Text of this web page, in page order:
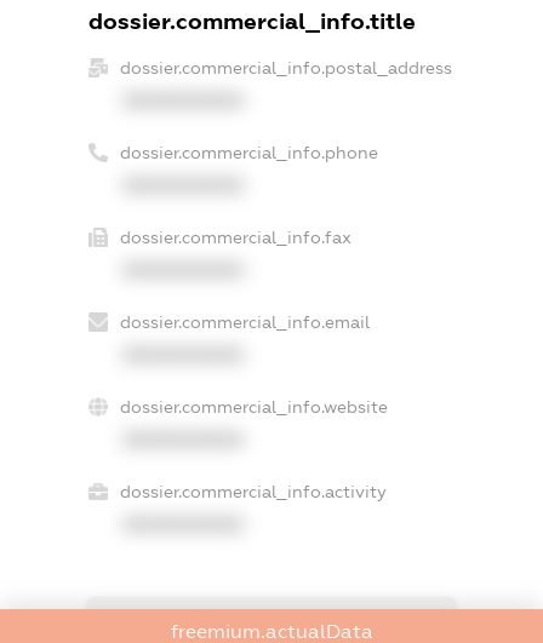
dossier.commercial_info.title
dossier.commercial_info.postal_address
dossier.commercial_info.phone
dossier.commercial_info.fax
dossier.commercial_info.email
dossier.commercial_info.website
dossier.commercial_info.activity
freemium.exampleText_1
freemium.actualData